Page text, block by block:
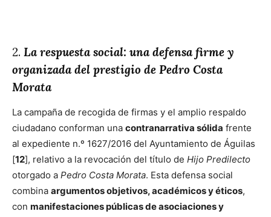
2. La respuesta social: una defensa firme y
organizada del prestigio de Pedro Costa
Morata
La campaña de recogida de firmas y el amplio respaldo
ciudadano conforman una contranarrativa sólida frente
al expediente n.º 1627/2016 del Ayuntamiento de Águilas
[12], relativo a la revocación del título de Hijo Predilecto
otorgado a Pedro Costa Morata. Esta defensa social
combina argumentos objetivos, académicos y éticos,
con manifestaciones públicas de asociaciones y